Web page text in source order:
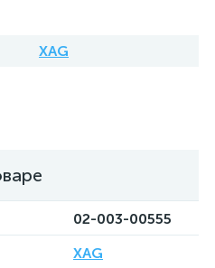
XAG
02-003-00555
XAG